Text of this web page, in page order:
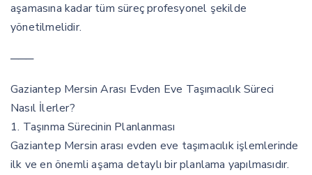
aşamasına kadar tüm süreç profesyonel şekilde
yönetilmelidir.
───
Gaziantep Mersin Arası Evden Eve Taşımacılık Süreci
Nasıl İlerler?
1. Taşınma Sürecinin Planlanması
Gaziantep Mersin arası evden eve taşımacılık işlemlerinde
ilk ve en önemli aşama detaylı bir planlama yapılmasıdır.